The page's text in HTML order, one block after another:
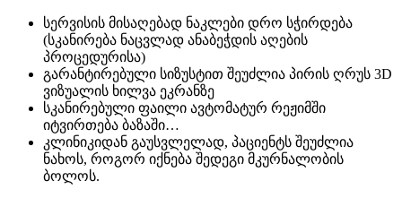
სერვისის მისაღებად ნაკლები დრო სჭირდება
(სკანირება ნაცვლად ანაბეჭდის აღების
პროცედურისა)
გარანტირებული სიზუსტით შეუძლია პირის ღრუს 3D
ვიზუალის ხილვა ეკრანზე
სკანირებული ფაილი ავტომატურ რეჟიმში
იტვირთება ბაზაში…
კლინიკიდან გაუსვლელად, პაციენტს შეუძლია
ნახოს, როგორ იქნება შედეგი მკურნალობის
ბოლოს.